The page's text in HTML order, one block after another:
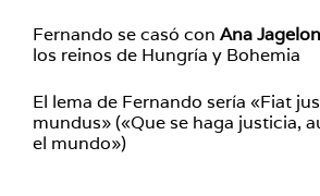
Fernando se casó con Ana
los reinos de Hungría y Bohemia
El lema de Fernando sería «Fiat
mundus» («Que se haga justicia,
el mundo»)